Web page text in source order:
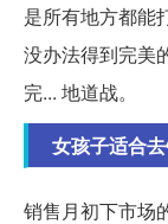
是所有地方都能
没办法得到完美
完... 地道战。
女孩子适合
销售月初下市场